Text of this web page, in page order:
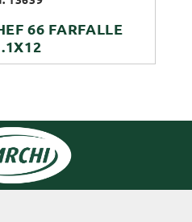
66 FARFALLE